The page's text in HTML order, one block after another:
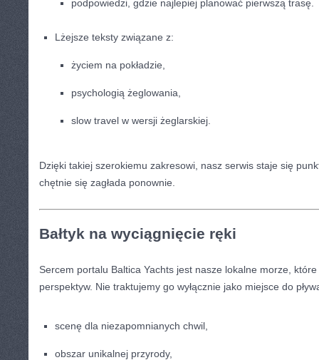
podpowiedzi, gdzie najlepiej planować pierwszą trasę.
Lżejsze teksty związane z:
życiem na pokładzie,
psychologią żeglowania,
slow travel w wersji żeglarskiej.
Dzięki takiej szerokiemu zakresowi, nasz serwis staje się
chętnie się zagłada ponownie.
Bałtyk na wyciągnięcie ręki
Sercem portalu Baltica Yachts jest nasze lokalne morze,
perspektyw. Nie traktujemy go wyłącznie jako miejsce do
scenę dla niezapomnianych chwil,
obszar unikalnej przyrody,